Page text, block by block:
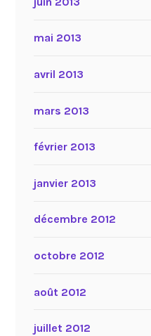
mai 2013
avril 2013
mars 2013
février 2013
janvier 2013
décembre 2012
octobre 2012
août 2012
juillet 2012